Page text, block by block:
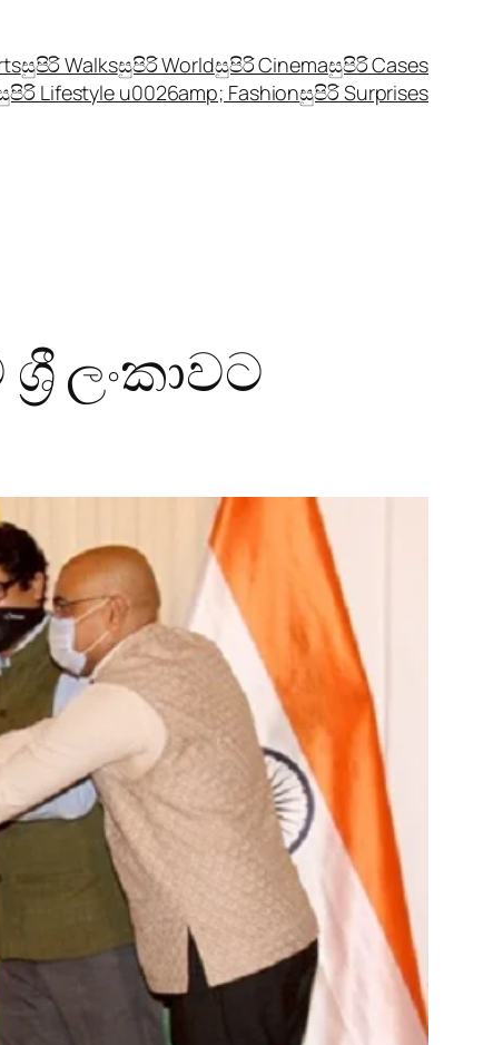
සුපිරි Walksසුපිරි Worldසුපිරි Cinemaසුපිරි Cases
Lifestyle u0026amp; Fashionසුපිරි Surprises
ලංකාවට